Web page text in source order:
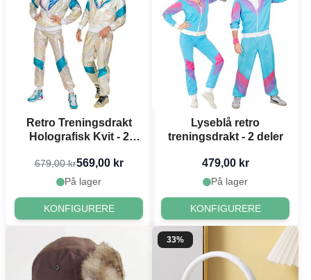
Retro Treningsdrakt
Holografisk Kvit - 2
679,00 kr569,00 kr
På lager
KONFIGURERE
Lyseblå retro
treningsdrakt - 2 deler
479,00 kr
På lager
KONFIGURERE
33%